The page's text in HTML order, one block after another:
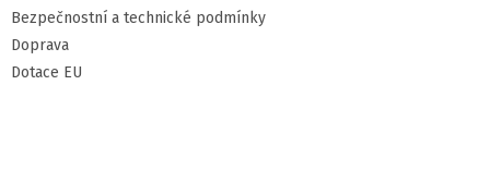
Bezpečnostní a technické podmínky
Doprava
Dotace EU